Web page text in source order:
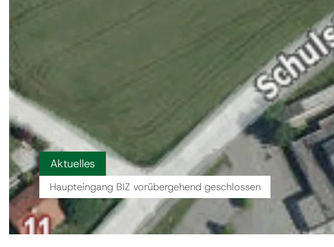
Aktuelles
Haupteingang BIZ vorübergehend geschlossen